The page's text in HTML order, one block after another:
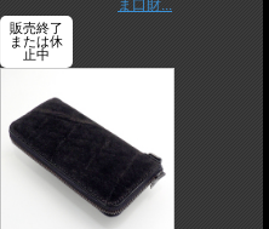
ま口財...
販売終了
または休
止中